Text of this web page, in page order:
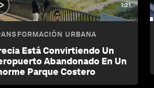
1:21
URBANA
Está Convirtiendo Un
Abandonado En Un
Parque Costero